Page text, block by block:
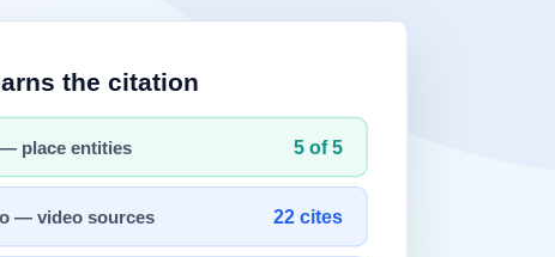
제는 이 300만 개의 숫자를 어떻게 텍스트와 함께 처리하느냐